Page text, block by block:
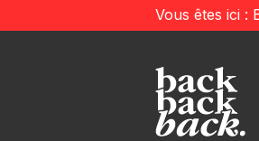
Vous êtes ici :